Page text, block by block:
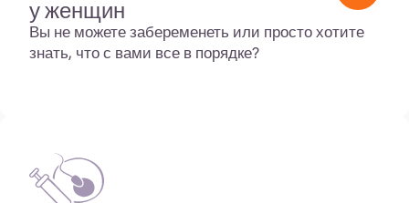
у женщин
Вы не можете забеременеть или просто хотите
знать, что с вами все в порядке?